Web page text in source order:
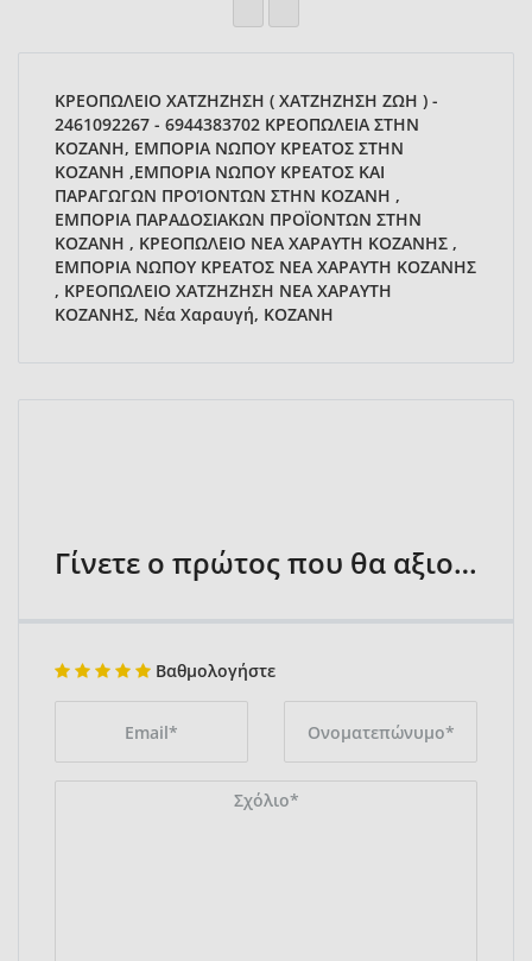
ΚΡΕΟΠΩΛΕΙΟ ΧΑΤΖΗΖΗΣΗ ( ΧΑΤΖΗΖΗΣΗ ΖΩΗ ) -
2461092267 - 6944383702 ΚΡΕΟΠΩΛΕΙΑ ΣΤΗΝ
ΚΟΖΑΝΗ, ΕΜΠΟΡΙΑ ΝΩΠΟΥ ΚΡΕΑΤΟΣ ΣΤΗΝ
ΚΟΖΑΝΗ ,ΕΜΠΟΡΙΑ ΝΩΠΟΥ ΚΡΕΑΤΟΣ ΚΑΙ
ΠΑΡΑΓΩΓΩΝ ΠΡΟΊΟΝΤΩΝ ΣΤΗΝ ΚΟΖΑΝΗ ,
ΕΜΠΟΡΙΑ ΠΑΡΑΔΟΣΙΑΚΩΝ ΠΡΟΪΟΝΤΩΝ ΣΤΗΝ
ΚΟΖΑΝΗ , ΚΡΕΟΠΩΛΕΙΟ ΝΕΑ ΧΑΡΑΥΤΗ ΚΟΖΑΝΗΣ ,
ΕΜΠΟΡΙΑ ΝΩΠΟΥ ΚΡΕΑΤΟΣ ΝΕΑ ΧΑΡΑΥΤΗ ΚΟΖΑΝΗΣ
, ΚΡΕΟΠΩΛΕΙΟ ΧΑΤΖΗΖΗΣΗ ΝΕΑ ΧΑΡΑΥΤΗ
ΚΟΖΑΝΗΣ, Νέα Χαραυγή, ΚΟΖΑΝΗ
Γίνετε ο πρώτος που θα αξιολογήσει
Βαθμολογήστε